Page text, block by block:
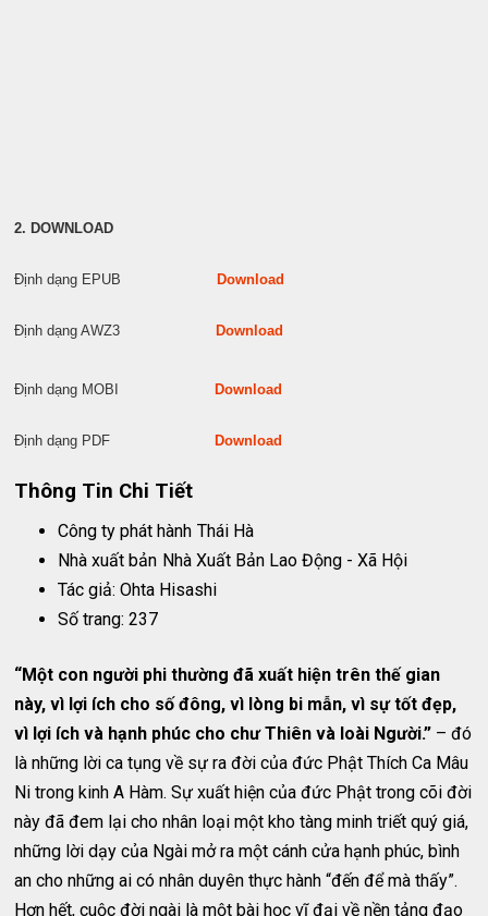
2. DOWNLOAD
Định dạng EPUBDownload
Định dạng AWZ3Download
Định dạng MOBIDownload
Định dạng PDFDownload
Thông Tin Chi Tiết
Công ty phát hành Thái Hà
Nhà xuất bản Nhà Xuất Bản Lao Động - Xã Hội
Tác giả: Ohta Hisashi
Số trang: 237
“Một con người phi thường đã xuất hiện trên thế gian
này, vì lợi ích cho số đông, vì lòng bi mẫn, vì sự tốt đẹp,
vì lợi ích và hạnh phúc cho chư Thiên và loài Người.” – đó
là những lời ca tụng về sự ra đời của đức Phật Thích Ca Mâu
Ni trong kinh A Hàm. Sự xuất hiện của đức Phật trong cõi đời
này đã đem lại cho nhân loại một kho tàng minh triết quý giá,
những lời dạy của Ngài mở ra một cánh cửa hạnh phúc, bình
an cho những ai có nhân duyên thực hành “đến để mà thấy”.
Hơn hết, cuộc đời ngài là một bài học vĩ đại về nền tảng đạo